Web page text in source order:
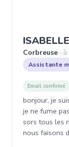
ISABELLE
Corbreuse à
Assistante
Email confirmé
bonjour, je
je ne fume
sors tous les
nous faisons